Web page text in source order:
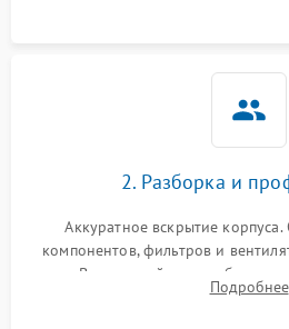
2. Разборка и
Аккуратное вскрытие
компонентов, фильтров и
пыли. Визуальный осмотр блока
материнской платы на наличие
Подробнее